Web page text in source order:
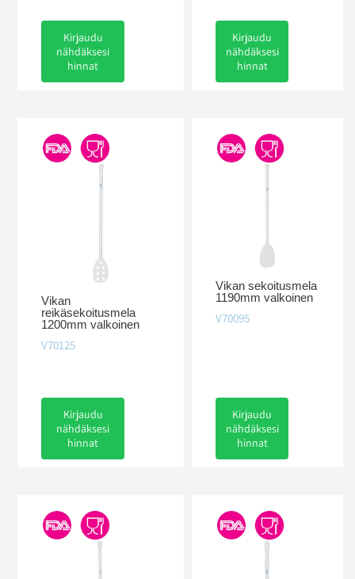
Kirjaudu
nähdäksesi
hinnat
Kirjaudu
nähdäksesi
hinnat
Vikan
reikäsekoitusmela
1200mm valkoinen
V70125
Kirjaudu
nähdäksesi
hinnat
Vikan sekoitusmela
1190mm valkoinen
V70095
Kirjaudu
nähdäksesi
hinnat